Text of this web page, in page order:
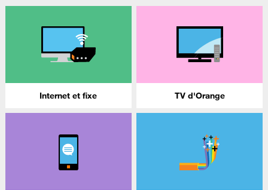
Internet et fixe TV d'Orange